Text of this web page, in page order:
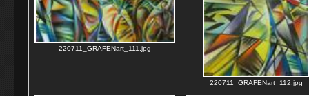
220711_GRAFENart_111.jpg
220711_GRAFENart_112.jpg